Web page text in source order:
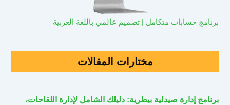
برنامج حسابات متكامل | تصميم عالمي باللغة العربية
مختارات المقالات
برنامج إدارة صيدلية بيطرية: دليلك الشامل لإدارة اللقاحات،